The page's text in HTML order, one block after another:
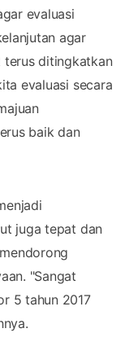
evaluasi
agar
terus ditingkatkan
evaluasi secara
baik dan
juga tepat dan
"Sangat
5 tahun 2017